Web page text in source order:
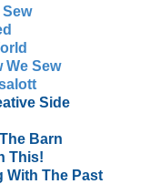
We Sew
Side
Barn
This!
With The Past